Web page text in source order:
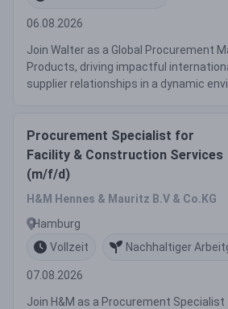
06.08.2026
Join Walter as a Global Procurement
Products, driving impactful
supplier relationships in a dynamic
Procurement Specialist for
Facility & Construction Services
(m/f/d)
H&M Hennes & Mauritz B.V & Co.KG
Hamburg
Vollzeit
Nachhaltiger
07.08.2026
Join H&M as a Procurement Specialist